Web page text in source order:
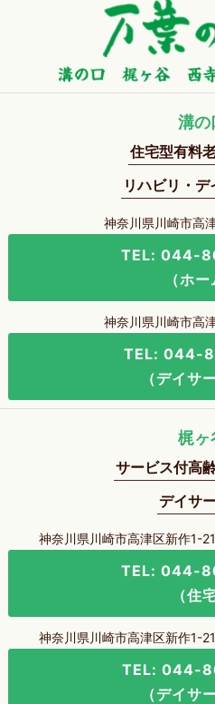
溝の
住宅型有料
リハビリ・デ
神奈川県川崎市高
TEL: 044-
（ホー
神奈川県川崎市高
TEL: 044-
（デイサ
梶ヶ
サービス付高
デイサ
神奈川県川崎市高津区新作1-
TEL: 044-
（住
神奈川県川崎市高津区新作1-
TEL: 044-
（デイサ